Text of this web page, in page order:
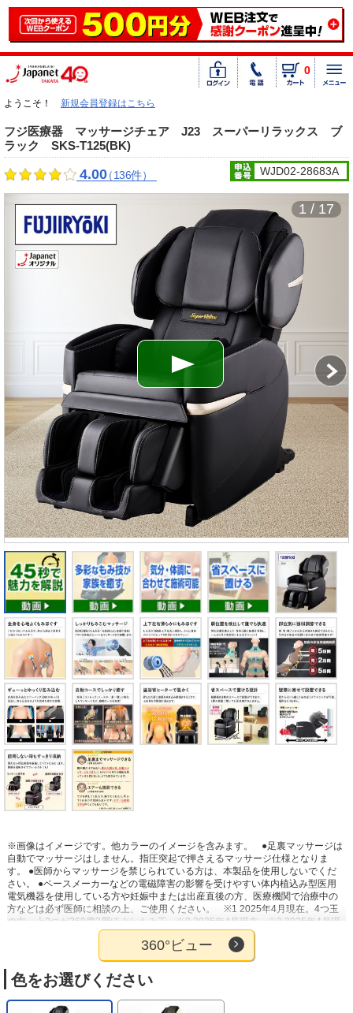
0
ようこそ！ 新規会員登録はこちら
フジ医療器 マッサージチェア J23 スーパーリラックス ブ
ラック SKS-T125(BK)
4.00（136件） WJD02-28683A
1 / 17
※画像はイメージです。他カラーのイメージを含みます。
●足裏マッサージは
自動でマッサージはしません。指圧突起で押さえるマッサージ仕様となりま
す。 ●医師からマッサージを禁じられている方は、本製品を使用しないでくだ
さい。 ●ペースメーカーなどの電磁障害の影響を受けやすい体内植込み型医用
電気機器を使用している方や妊娠中または出産直後の方、医療機関で治療中の
方などは必ず医師に相談の上、ご使用ください。
※1 2025年4月現在。4つ玉
の内、上2つが360度2層ほぐしもみ玉
※2 2025年4月現在
※3 2025年4月現
※4 2025年4月現在。設定温度：約43～53度（設定温度と体感温度は異な
360°ビュー
色をお選びください